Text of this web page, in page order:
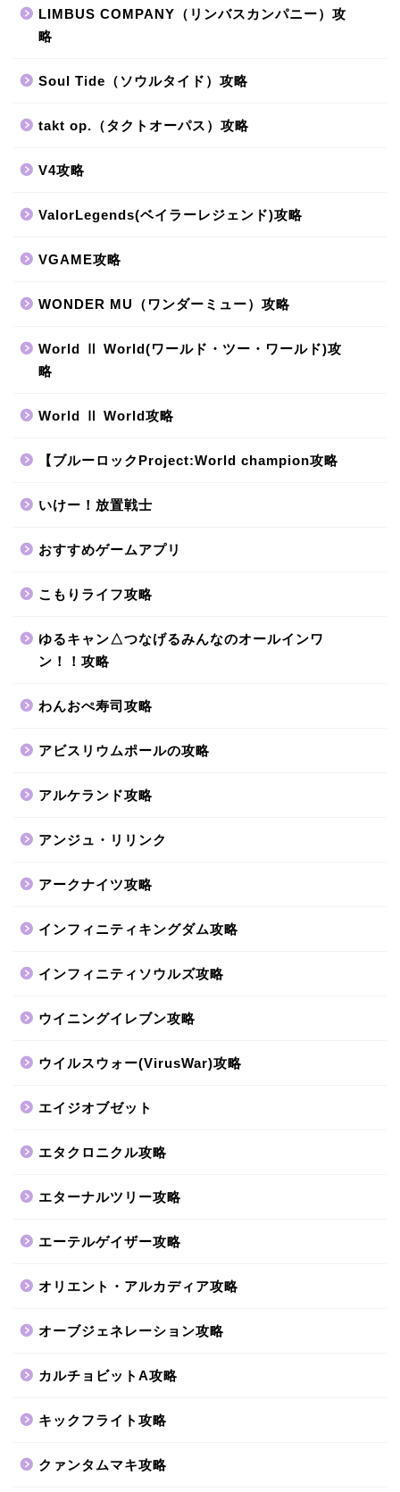
LIMBUS COMPANY（リンバスカンパニー）攻
略
Soul Tide（ソウルタイド）攻略
takt op.（タクトオーパス）攻略
V4攻略
ValorLegends(ベイラーレジェンド)攻略
VGAME攻略
WONDER MU（ワンダーミュー）攻略
World Ⅱ World(ワールド・ツー・ワールド)攻
略
World Ⅱ World攻略
【ブルーロックProject:World champion攻略
いけー！放置戦士
おすすめゲームアプリ
こもりライフ攻略
ゆるキャン△つなげるみんなのオールインワ
ン！！攻略
わんおぺ寿司攻略
アビスリウムポールの攻略
アルケランド攻略
アンジュ・リリンク
アークナイツ攻略
インフィニティキングダム攻略
インフィニティソウルズ攻略
ウイニングイレブン攻略
ウイルスウォー(VirusWar)攻略
エイジオブゼット
エタクロニクル攻略
エターナルツリー攻略
エーテルゲイザー攻略
オリエント・アルカディア攻略
オーブジェネレーション攻略
カルチョビットA攻略
キックフライト攻略
クァンタムマキ攻略